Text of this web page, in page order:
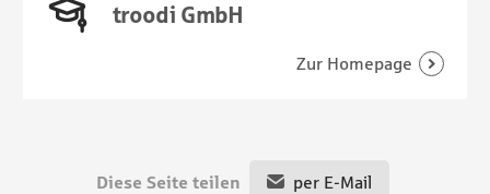
troodi GmbH
Diese Seite teilen per E-Mail